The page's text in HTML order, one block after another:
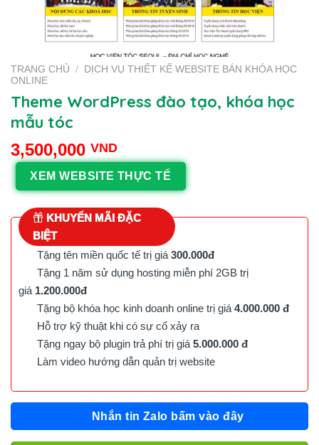
TRANG CHỦ /
DỊCH VỤ THIẾT KẾ WEBSITE BÁN KHÓA HỌC
ONLINE
Theme WordPress đào tạo, khóa học
mẫu tóc
3,500,000 VND
XEM WEBSITE THỰC TẾ
KHUYẾN MÃI ĐẶC
BIỆT
Tặng tên miền quốc tế trị giá 300.000đ
Tặng 1 năm sử dụng hosting miễn phí 2GB trị
giá 1.200.000đ
Tặng bộ khóa học kinh doanh online trị giá 4.000.000 đ
Hỗ trợ kỹ thuật khi có sự cố xảy ra
Tặng ngay bộ plugin trả phí trị giá 5.000.000 đ
Làm video hướng dẫn quản trị website
Nhắn tin Zalo bấm vào đây